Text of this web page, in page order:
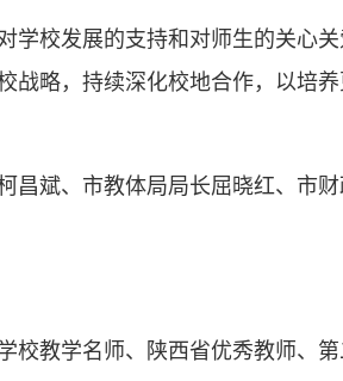
学校发展的支持和对师生的关心
战略，持续深化校地合作，以培
昌斌、市教体局局长屈晓红、市
校教学名师、陕西省优秀教师、